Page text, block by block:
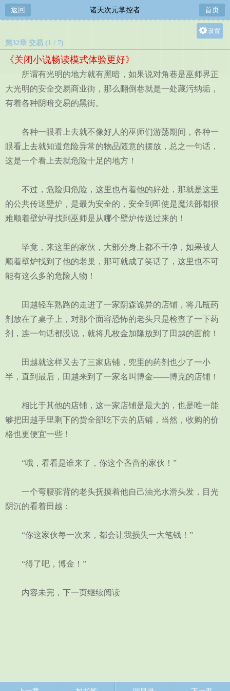
返回 诸天次元掌控者 首页
设置
中
小
第32章 交易 (1 / 7)
《关闭小说畅读模式体验更好》
所谓有光明的地方就有黑暗，如果说对角巷是巫师界正
大光明的安全交易商业街，那么翻倒巷就是一处藏污纳垢，
有着各种阴暗交易的黑街。
各种一眼看上去就不像好人的巫师们游荡期间，各种一
眼看上去就知道危险异常的物品随意的摆放，总之一句话，
这是一个看上去就危险十足的地方！
不过，危险归危险，这里也有着他的好处，那就是这里
的公共传送壁炉，是最为安全的，安全到即使是魔法部都很
难顺着壁炉寻找到巫师是从哪个壁炉传送过来的！
毕竟，来这里的家伙，大部分身上都不干净，如果被人
顺着壁炉找到了他的老巢，那可就成了笑话了，这里也不可
能有这么多的危险人物！
田越轻车熟路的走进了一家阴森诡异的店铺，将几瓶药
剂放在了桌子上，对那个面容恐怖的老头只是检查了一下药
剂，连一句话都没说，就将几枚金加隆放到了田越的面前！
田越就这样又去了三家店铺，兜里的药剂也少了一小
半，直到最后，田越来到了一家名叫博金——博克的店铺！
相比于其他的店铺，这一家店铺是最大的，也是唯一能
够把田越手里剩下的货全部吃下去的店铺，当然，收购的价
格也更便宜一些！
“哦，看看是谁来了，你这个吝啬的家伙！”
一个弯腰驼背的老头抚摸着他自己油光水滑头发，目光
阴沉的看着田越：
“你这家伙每一次来，都会让我损失一大笔钱！”
“得了吧，博金！”
内容未完，下一页继续阅读